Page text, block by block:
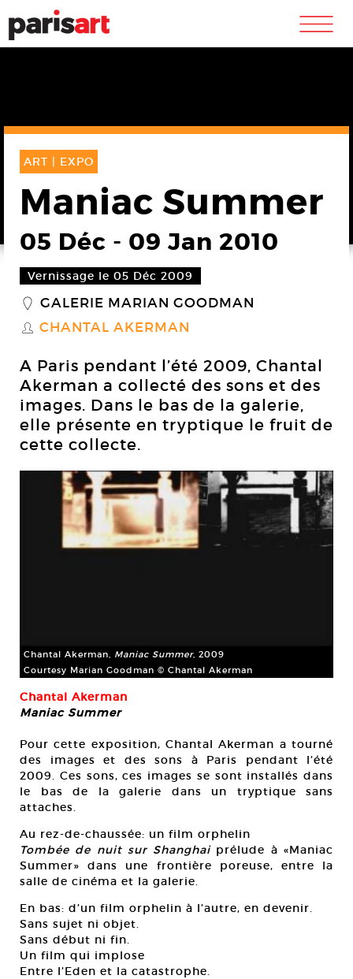
m
ART | EXPO
Maniac Summer
05 Déc - 09 Jan 2010
Vernissage le 05 Déc 2009
_ GALERIE MARIAN GOODMAN
S CHANTAL AKERMAN
A Paris pendant l’été 2009, Chantal
Akerman a collecté des sons et des
images. Dans le bas de la galerie,
elle présente en tryptique le fruit de
cette collecte.
Chantal Akerman, Maniac Summer, 2009
Courtesy Marian Goodman © Chantal Akerman
Chantal Akerman
Maniac Summer
Pour cette exposition, Chantal Akerman a tourné
des images et des sons à Paris pendant l’été
2009. Ces sons, ces images se sont installés dans
le bas de la galerie dans un tryptique sans
attaches.
Au rez-de-chaussée: un film orphelin
Tombée de nuit sur Shanghaiprélude à «Maniac
Summer» dans une frontière poreuse, entre la
salle de cinéma et la galerie.
En bas: d’un film orphelin à l’autre, en devenir.
Sans sujet ni objet.
Sans début ni fin.
Un film qui implose
Entre l’Eden et la catastrophe.